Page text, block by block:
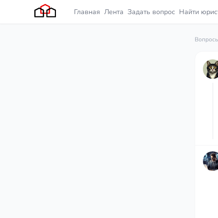
Главная Лента Задать вопрос Найти